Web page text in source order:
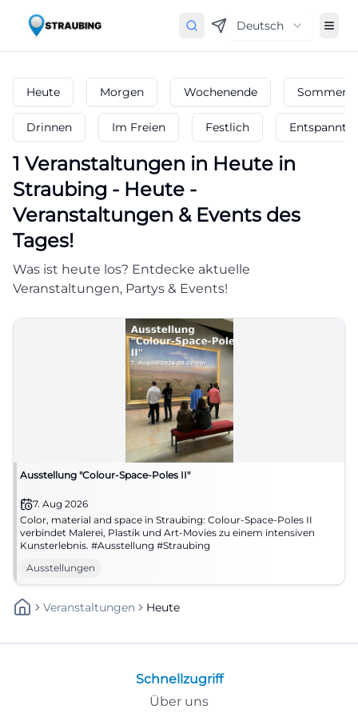
Deutsch
Heute Morgen Wochenende
Drinnen Im Freien Festlich Entspannt
1 Veranstaltungen in Heute in
Straubing - Heute -
Veranstaltungen & Events des
Tages!
Was ist heute los? Entdecke aktuelle
Veranstaltungen, Partys & Events!
Ausstellung "Colour-Space-Poles II"
7. Aug 2026
Color, material and space in Straubing: Colour-Space-Poles II
verbindet Malerei, Plastik und Art-Movies zu einem intensiven
Kunsterlebnis. #Ausstellung #Straubing
Ausstellungen
Veranstaltungen Heute
Schnellzugriff
Über uns